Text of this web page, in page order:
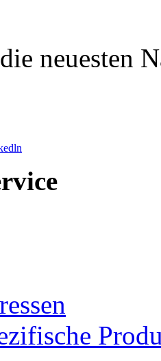
neuesten